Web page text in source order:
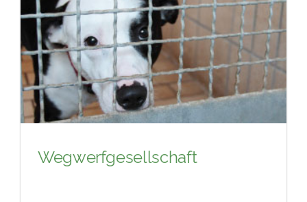
Wegwerfgesellschaft